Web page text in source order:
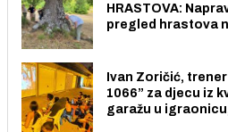
HRASTOVA:
pregled hrastova
Ivan Zoričić,
1066” za djecu iz
garažu u